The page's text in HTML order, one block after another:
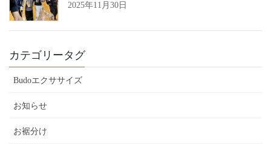
2025年11月30日
カテゴリータグ
Budoエクササイズ
お知らせ
お裾分け